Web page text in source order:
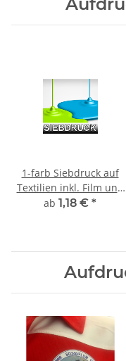
1-farb Siebdruck auf
Textilien inkl. Film und
Sieberstellung
ab 1,18 € *